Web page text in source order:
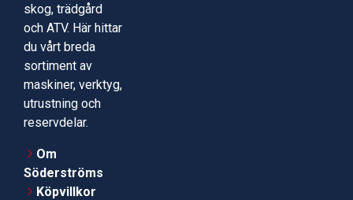
skog, trädgård
och ATV. Här hittar
du vårt breda
sortiment av
maskiner, verktyg,
utrustning och
reservdelar.
Om
Söderströms
Köpvillkor